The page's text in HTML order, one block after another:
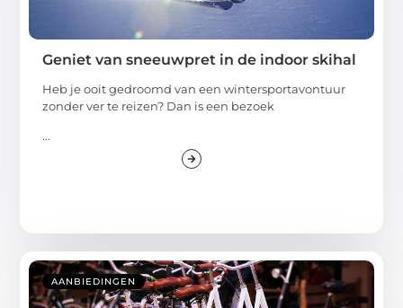
Geniet van sneeuwpret in de indoor skihal
Heb je ooit gedroomd van een wintersportavontuur
zonder ver te reizen? Dan is een bezoek
...
AANBIEDINGEN